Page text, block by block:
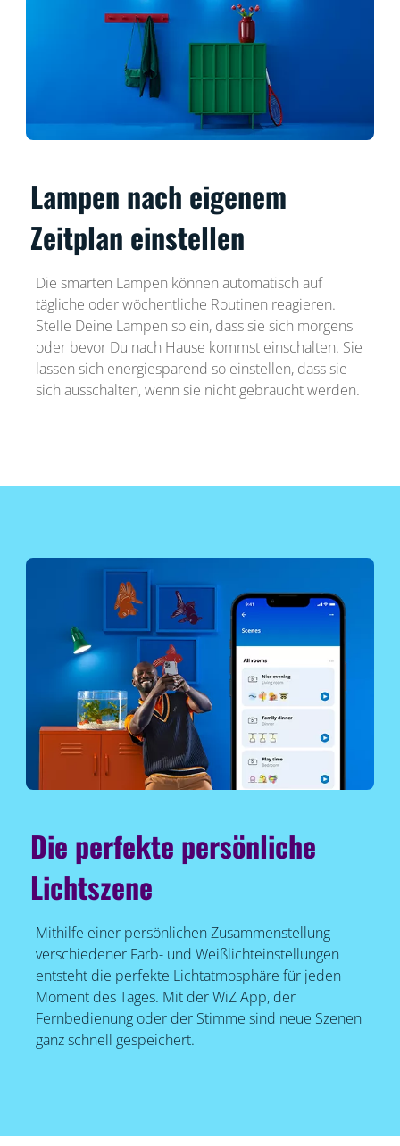
Lampen nach eigenem
Zeitplan einstellen
Die smarten Lampen können automatisch auf
tägliche oder wöchentliche Routinen reagieren.
Stelle Deine Lampen so ein, dass sie sich morgens
oder bevor Du nach Hause kommst einschalten. Sie
lassen sich energiesparend so einstellen, dass sie
sich ausschalten, wenn sie nicht gebraucht werden.
Die perfekte persönliche
Lichtszene
Mithilfe einer persönlichen Zusammenstellung
verschiedener Farb- und Weißlichteinstellungen
entsteht die perfekte Lichtatmosphäre für jeden
Moment des Tages. Mit der WiZ App, der
Fernbedienung oder der Stimme sind neue Szenen
ganz schnell gespeichert.